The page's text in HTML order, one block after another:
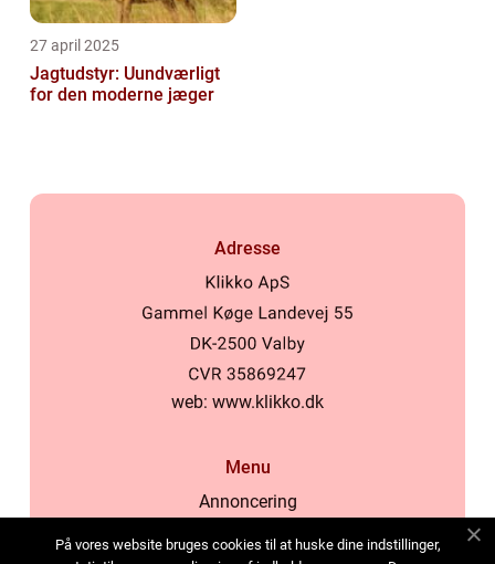
27 april 2025
Jagtudstyr: Uundværligt
for den moderne jæger
Adresse
web: www.klikko.dk
Menu
Annoncering
På vores website bruges cookies til at huske dine indstillinger,